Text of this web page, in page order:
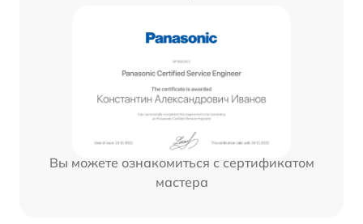
Вы можете ознакомиться с сертификатом
мастера